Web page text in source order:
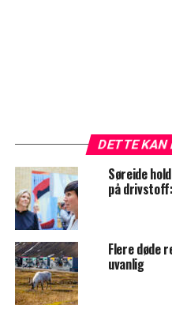
DETTE KAN
Søreide
på
Flere døde
uvanlig